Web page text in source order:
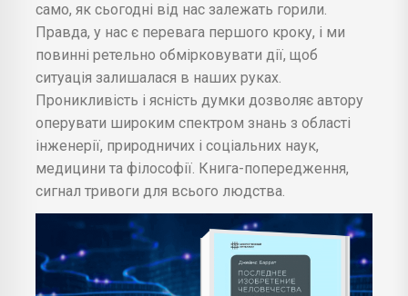
само, як сьогодні від нас залежать горили.
Правда, у нас є перевага першого кроку, і ми
повинні ретельно обмірковувати дії, щоб
ситуація залишалася в наших руках.
Проникливість і ясність думки дозволяє автору
оперувати широким спектром знань з області
інженерії, природничих і соціальних наук,
медицини та філософії. Книга-попередження,
сигнал тривоги для всього людства.